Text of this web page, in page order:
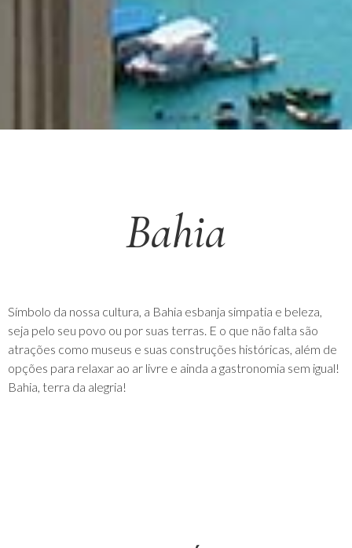
Bahia
Símbolo da nossa cultura, a Bahia esbanja simpatia e beleza,
seja pelo seu povo ou por suas terras. E o que não falta são
atrações como museus e suas construções históricas, além de
opções para relaxar ao ar livre e ainda a gastronomia sem igual!
Bahia, terra da alegria!